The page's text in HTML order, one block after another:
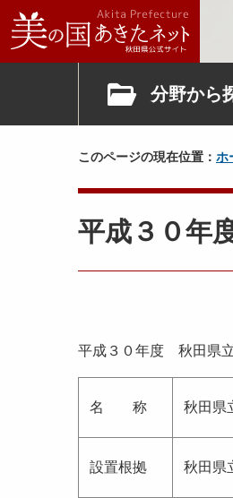
分野から
このページの現在位置： ホ
平成３０年
平成３０年度 秋田県
名 称 秋田県
設置根拠 秋田県